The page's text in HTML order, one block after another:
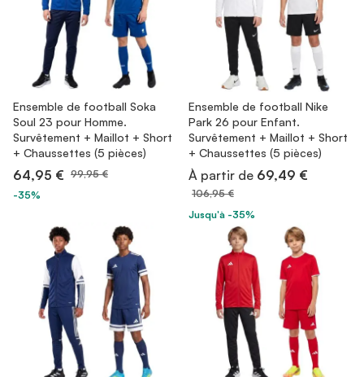
Ensemble de football Soka
Soul 23 pour Homme.
Survêtement + Maillot + Short
+ Chaussettes (5 pièces)
64,95 € 99,95 €
-35%
Ensemble de football Nike
Park 26 pour Enfant.
Survêtement + Maillot + Short
+ Chaussettes (5 pièces)
À partir de 69,49 €
106,95 €
Jusqu'à -35%